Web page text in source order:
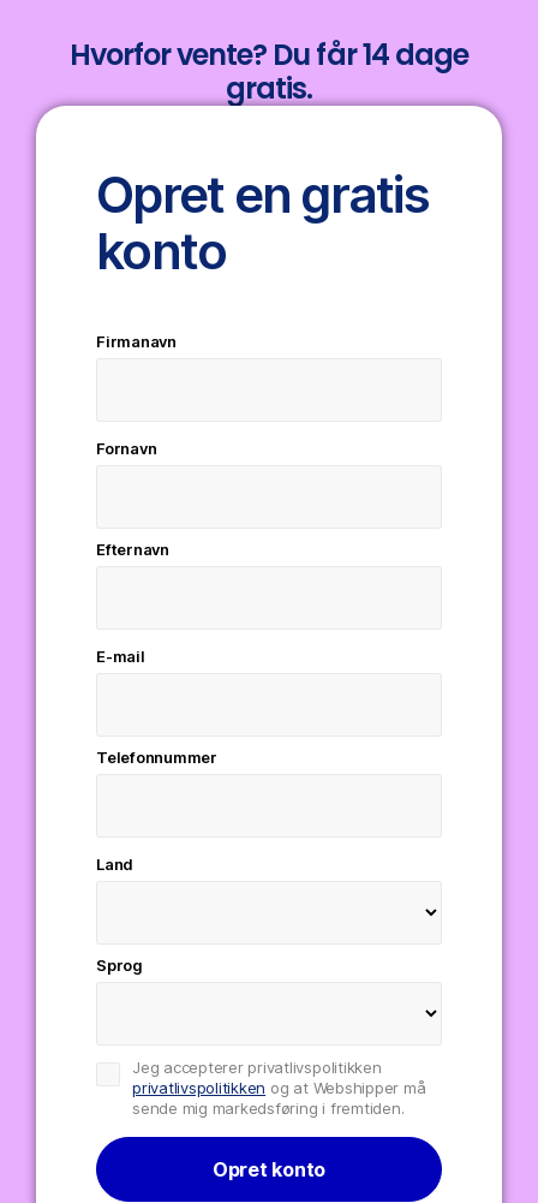
Hvorfor vente? Du får 14 dage
gratis.
Opret en gratis
konto
Firmanavn
Fornavn
Efternavn
E-mail
Telefonnummer
Land
Sprog
Jeg accepterer privatlivspolitikken
privatlivspolitikken og at Webshipper må
sende mig markedsføring i fremtiden.
Opret konto